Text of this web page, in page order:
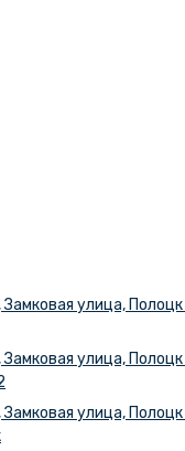
улица,
улица,
улица,